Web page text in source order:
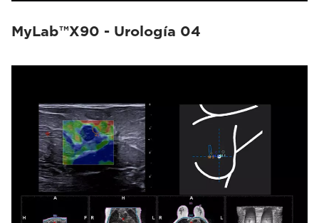
MyLab™X90 - Urología 04